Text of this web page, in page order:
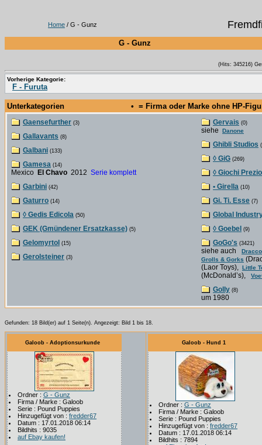
Home / G - Gunz
G - Gunz
(Hits: 345216)
Vorherige Kategorie:
F - Furuta
Unterkategorien • = Firma oder Marke ohne HP-
Gaensefurther (3)
Gallavants (8)
Galbani (133)
Gamesa (14)
Mexico El Chavo 2012 Serie komplett
Garbini (42)
Gaturro (14)
◊ Gedis Edicola (50)
GEK (Gmündener Ersatzkasse) (5)
Gelomyrtol (15)
Gerolsteiner (3)
Gervais (0)
siehe Danone
Ghibli Studios
◊ GiG (269)
◊ Giochi
• Girella (10)
Gi. Ti. Esse (7)
Global
◊ Goebel (9)
GoGo's (3421)
siehe auch
Grolls & Gorks
(Laor Toys), Little
(McDonald’s),
Golly (8)
um 1980
Gefunden: 18 Bild(er) auf 1 Seite(n). Angezeigt: Bild 1 bis 18.
Galoob - Adoptionsurkunde
Ordner : G - Gunz
Firma / Marke : Galoob
Serie : Pound Puppies
Hinzugefügt von : fredder67
Datum : 17.01.2018 06:14
Bildhits : 9035
auf Ebay kaufen!
Galoob - Hund 1
Ordner : G - Gunz
Firma / Marke : Galoob
Serie : Pound Puppies
Hinzugefügt von : fredder67
Datum : 17.01.2018 06:14
Bildhits : 7894